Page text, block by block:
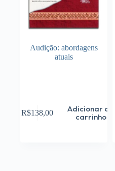
Audição: abordagens
atuais
R$138,00
Adicionar ao
carrinho